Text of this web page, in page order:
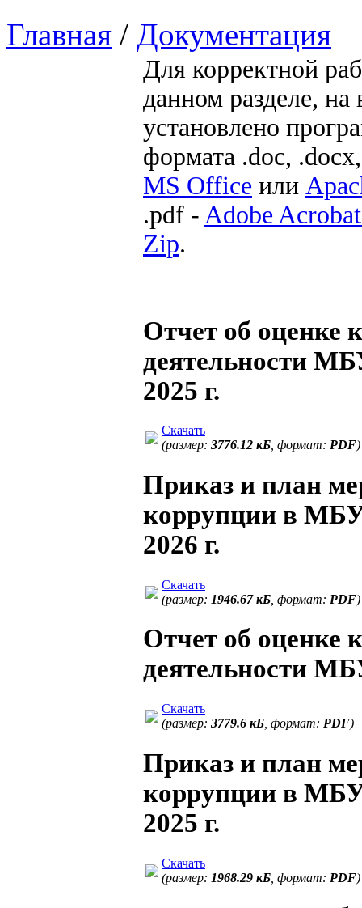
Главная / Документация
Для корректной
данном разделе,
установлено
формата .doc,
MS Office или
.pdf - Adobe
Zip.
Отчет об оценке
деятельности
2025 г.
Скачать
(размер: 3776.12 кБ , формат: PDF)
Приказ и план
коррупции в
2026 г.
Скачать
(размер: 1946.67 кБ , формат: PDF)
Отчет об оценке
деятельности
Скачать
(размер: 3779.6 кБ , формат: PDF)
Приказ и план
коррупции в
2025 г.
Скачать
(размер: 1968.29 кБ , формат: PDF)